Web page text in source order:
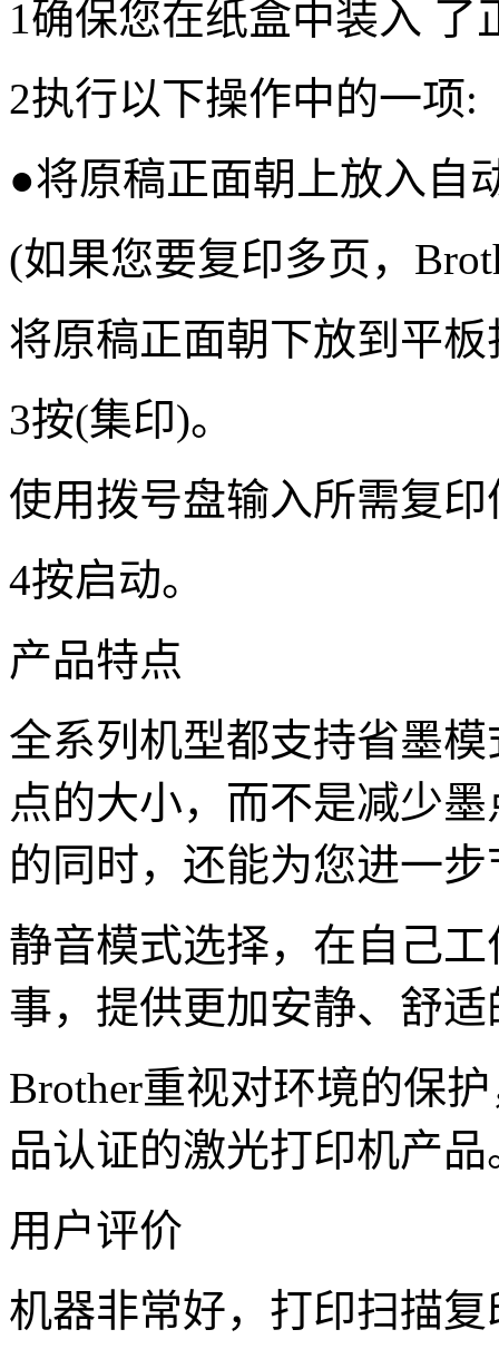
1确保您在纸盒中装入 了
2执行以下操作中的一项:
●将原稿正面朝上放入自
(如果您要复印多页，
将原稿正面朝下放到平
3按(集印)。
使用拨号盘输入所需复印
4按启动。
产品特点
全系列机型都支持省墨
点的大小，而不是减少
的同时，还能为您进一
静音模式选择，在自己
事，提供更加安静、舒
Brother重视对环境的保
品认证的激光打印机产品
用户评价
机器非常好，打印扫描